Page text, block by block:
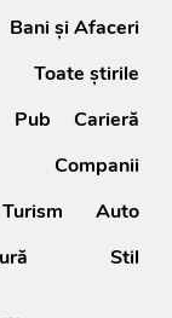
Bani și Afaceri
Toate știrile
Pub
Carieră
Companii
Turism
Auto
Stil